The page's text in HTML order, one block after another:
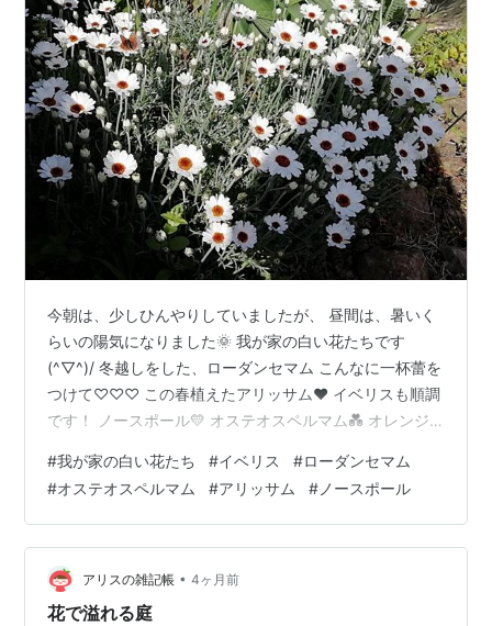
今朝は、少しひんやりしていましたが、 昼間は、暑いく
らいの陽気になりました🌞 我が家の白い花たちです
(^▽^)/ 冬越しをした、ローダンセマム こんなに一杯蕾を
つけて♡♡♡ この春植えたアリッサム♥ イベリスも順調
です！ ノースポール💛 オステオスペルマム💑 オレンジ
のイベリスは古株です。 かなり木質化して、もうダメか
と思いましたが こじんまり、きれいに咲いています💕 今
日は、白い花たちのご紹介でした(^▽^)/
#我が家の白い花たち #イベリス #ローダンセマム
#オステオスペルマム #アリッサム #ノースポール
アリスの雑記帳 • 4ヶ月前
花で溢れる庭